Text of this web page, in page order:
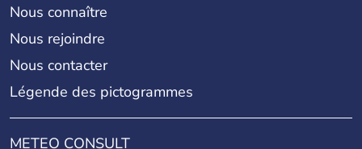
Nous connaître
Nous rejoindre
Nous contacter
Légende des pictogrammes
METEO CONSULT